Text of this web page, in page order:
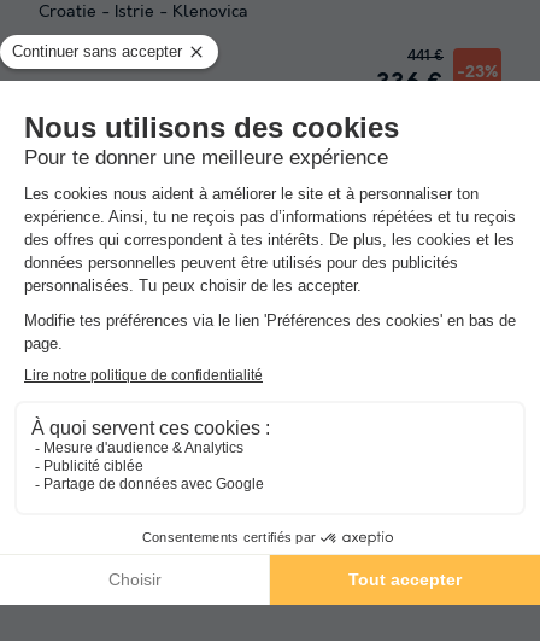
Croatie - Istrie - Klenovica
Meilleure offre
336 € -23%
441 €
Krk Premium Camping Resort★★★★★
Meilleure offre
369,61 € -15%
434,84 €
Valamar Camping Baska
Croatie
Meilleure offre
Aminess Style Atea Camping Resort
518 €